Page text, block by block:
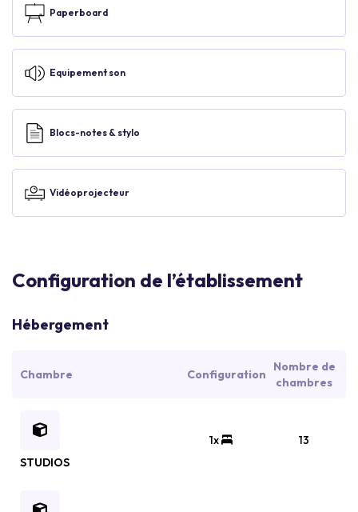
Paperboard
Equipement son
Blocs-notes & stylo
Vidéoprojecteur
Configuration de l’établissement
Hébergement
Chambre Configuration
Nombre de
chambres
STUDIOS
1x 13